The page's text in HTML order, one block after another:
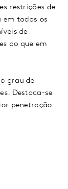
restrições de
em todos os
de
do que em
grau de
Destaca-se
penetração